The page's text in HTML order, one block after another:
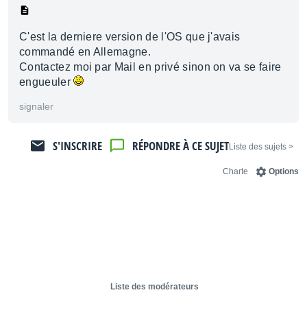
C'est la derniere version de l'OS que j'avais
commandé en Allemagne.
Contactez moi par Mail en privé sinon on va se faire
engueuler
signaler
< Liste des sujets
RÉPONDRE À CE SUJET
S'INSCRIRE
Options
Charte
Liste des modérateurs